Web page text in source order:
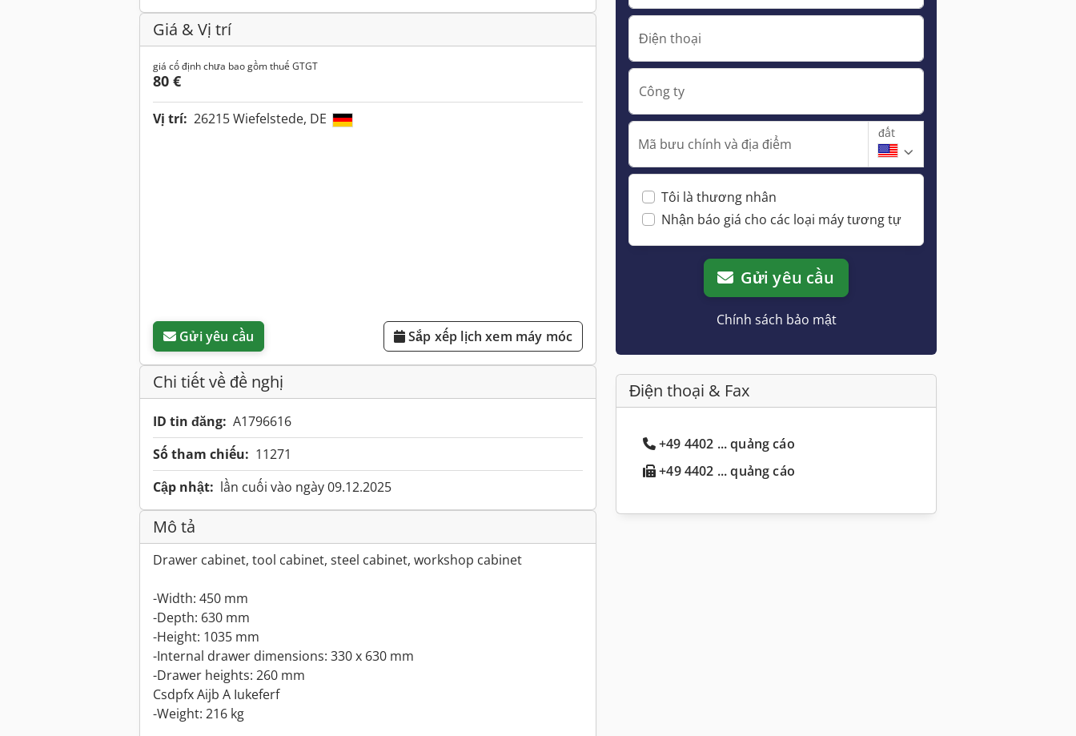
Giá & Vị trí
giá cố định chưa bao gồm thuế GTGT
80 €
Vị trí: 26215 Wiefelstede, DE
Gửi yêu cầu Sắp xếp lịch xem máy móc
Chi tiết về đề nghị
ID tin đăng: A1796616
Số tham chiếu: 11271
Cập nhật: lần cuối vào ngày 09.12.2025
Mô tả
Drawer cabinet, tool cabinet, steel cabinet, workshop cabinet
-Width: 450 mm
-Depth: 630 mm
-Height: 1035 mm
-Internal drawer dimensions: 330 x 630 mm
-Drawer heights: 260 mm
Csdpfx Aijb A Iukeferf
-Weight: 216 kg
Điện thoại
Công ty
Mã bưu chính và địa điểm
đất
Tôi là thương nhân
Nhận báo giá cho các loại máy tương tự
Gửi yêu cầu
Chính sách bảo mật
Điện thoại & Fax
+49 4402 ... quảng cáo
+49 4402 ... quảng cáo